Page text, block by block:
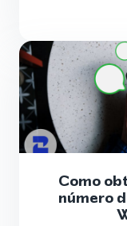
Como
número